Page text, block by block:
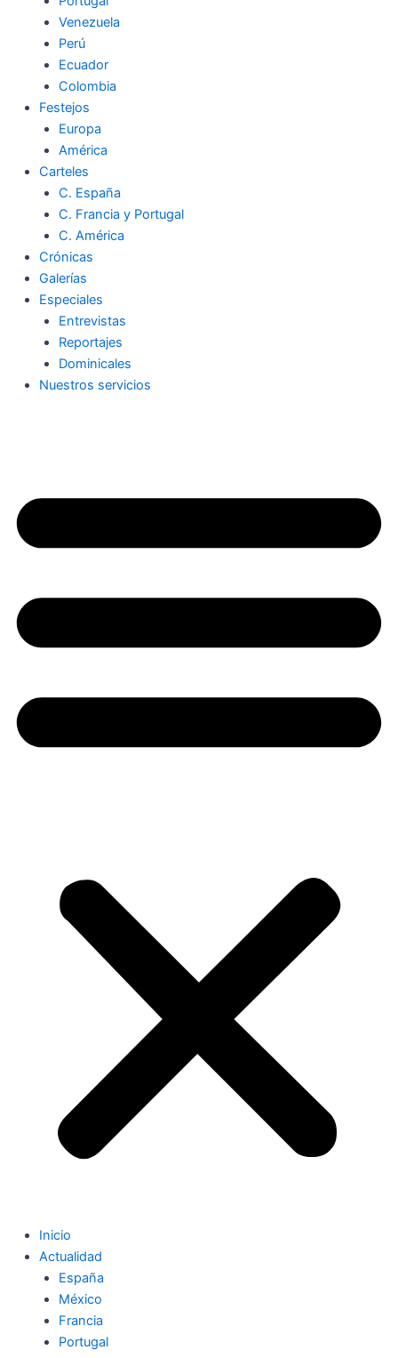
Venezuela
Perú
Ecuador
Colombia
Festejos
Europa
América
Carteles
C. España
C. Francia y Portugal
C. América
Crónicas
Galerías
Especiales
Entrevistas
Reportajes
Dominicales
Nuestros servicios
Inicio
Actualidad
España
México
Francia
Portugal